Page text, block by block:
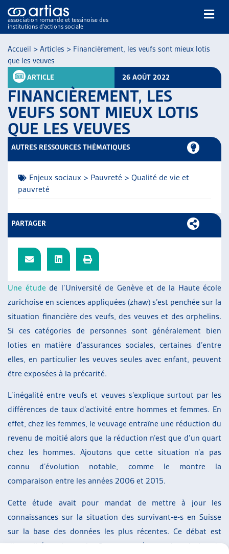
association romande et tessinoise des
institutions d’actions sociale
NOS PUBLICATIONS
ARTICLES
RESSOURCES
THÉMATIQUES
AUTRES
ARTIAS
L’ASSOCIATION
PROJETS ET ACTIVITÉS
Accueil > Articles > Financièrement, les veufs sont mieux lotis
que les veuves
ARTICLE 26 AOÛT 2022
FINANCIÈREMENT, LES
VEUFS SONT MIEUX LOTIS
QUE LES VEUVES
Une étude de l’Université de Genève et de la Haute école
zurichoise en sciences appliquées (zhaw) s’est penchée sur la
situation financière des veufs, des veuves et des orphelins.
Si ces catégories de personnes sont généralement bien
loties en matière d’assurances sociales, certaines d’entre
elles, en particulier les veuves seules avec enfant, peuvent
être exposées à la précarité.
L’inégalité entre veufs et veuves s’explique surtout par les
différences de taux d’activité entre hommes et femmes. En
effet, chez les femmes, le veuvage entraîne une réduction du
revenu de moitié alors que la réduction n’est que d’un quart
chez les hommes. Ajoutons que cette situation n’a pas
connu d’évolution notable, comme le montre la
comparaison entre les années 2006 et 2015.
Cette étude avait pour mandat de mettre à jour les
connaissances sur la situation des survivant-e-s en Suisse
sur la base des données les plus récentes. Ce débat est
d’actualité, puisque la Cour européenne des droits de
AUTRES RESSOURCES THÉMATIQUES
Enjeux sociaux > Pauvreté > Qualité de vie et
pauvreté
PARTAGER